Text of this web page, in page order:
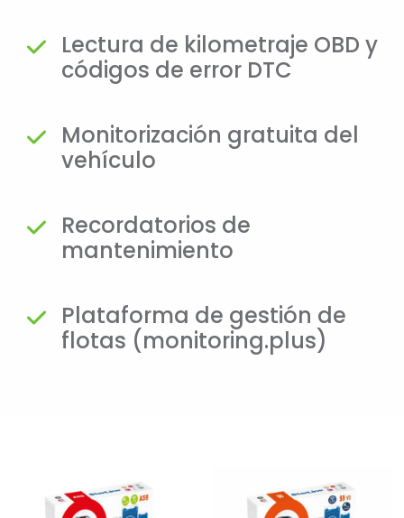
Lectura de kilometraje OBD y
códigos de error DTC
Monitorización gratuita del
vehículo
Recordatorios de
mantenimiento
Plataforma de gestión de
flotas (monitoring.plus)